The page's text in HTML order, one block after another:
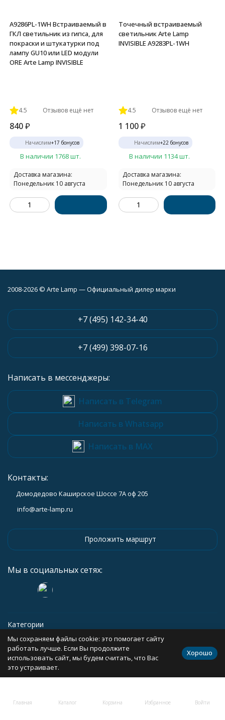
A9286PL-1WH Встраиваемый в
ГКЛ светильник из гипса, для
покраски и штукатурки под
лампу GU10 или LED модули
ORE Arte Lamp INVISIBLE
4.5 Отзывов ещё нет
840₽
Начислим+17 бонусов
В наличии 1768 шт.
Доставка магазина:
Понедельник 10 августа
Точечный встраиваемый
светильник Arte Lamp
INVISIBLE A9283PL-1WH
4.5 Отзывов ещё нет
1 100 ₽
Начислим+22бонусов
В наличии 1134 шт.
Доставка магазина:
Понедельник 10 августа
Главная Каталог Корзина Избранное Войти
2008-2026 © Arte Lamp — Официальный дилер марки
+7 (495) 142-34-40
+7 (499) 398-07-16
Написать в мессенджеры:
Написать в Telegram
Написать в Whatsapp
Написать в MAX
Контакты:
Домодедово Каширское Шоссе 7А оф 205
info@arte-lamp.ru
Проложить маршрут
Мы в социальных сетях:
Категории
Информация
Политика персональных данных Карта сайта
Мы сохраняем файлы cookie: это помогает сайту
работать лучше. Если Вы продолжите
использовать сайт, мы будем считать, что Вас
это устраивает.
Хорошо